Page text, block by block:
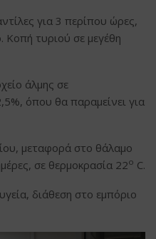
για 3 περίπου ώρες,
Κοπή τυριού σε μεγέθη
άλμης σε
όπου θα παραμείνει για
μεταφορά στο θάλαμο
σε θερμοκρασία 22ο C.
διάθεση στο εμπόριο